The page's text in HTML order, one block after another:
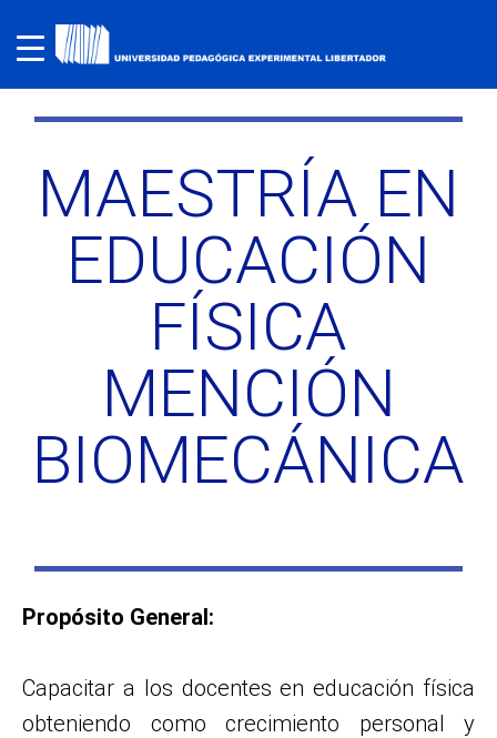
MAESTRÍA EN
EDUCACIÓN
FÍSICA
MENCIÓN
BIOMECÁNICA
Propósito General:
Capacitar a los docentes en educación física
obteniendo como crecimiento personal y